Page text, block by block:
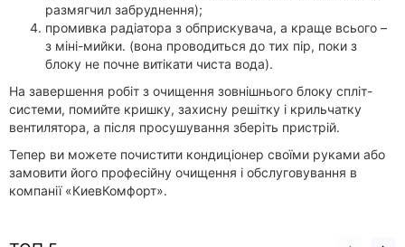
размягчил забруднення);
промивка радіатора з обприскувача, а краще всього –
з міні-мийки. (вона проводиться до тих пір, поки з
блоку не почне витікати чиста вода).
На завершення робіт з очищення зовнішнього блоку спліт-
системи, помийте кришку, захисну решітку і крильчатку
вентилятора, а після просушування зберіть пристрій.
Тепер ви можете почистити кондиціонер своїми руками або
замовити його професійну очищення і обслуговування в
компанії «КиевКомфорт».